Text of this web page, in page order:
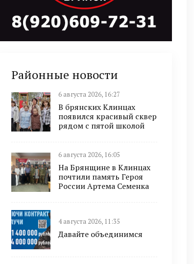
Районные новости
6 августа 2026, 16:27
В брянских Клинцах
появился красивый сквер
рядом с пятой школой
6 августа 2026, 16:05
На Брянщине в Клинцах
почтили память Героя
России Артема Семенка
4 августа 2026, 11:35
Давайте объединимся